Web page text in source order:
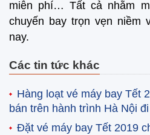
miễn phí… Tất cả nhằm
chuyến bay trọn vẹn niềm
nay.
Các tin tức khác
Hàng loạt vé máy bay Tết
bán trên hành trình Hà Nội
Đặt vé máy bay Tết 2019